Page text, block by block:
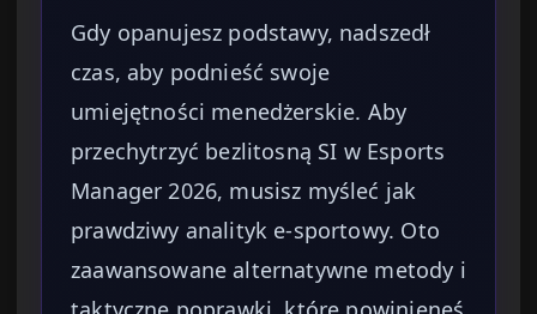
Gdy opanujesz podstawy, nadszedł
czas, aby podnieść swoje
umiejętności menedżerskie. Aby
przechytrzyć bezlitosną SI w Esports
Manager 2026, musisz myśleć jak
prawdziwy analityk e-sportowy. Oto
zaawansowane alternatywne metody i